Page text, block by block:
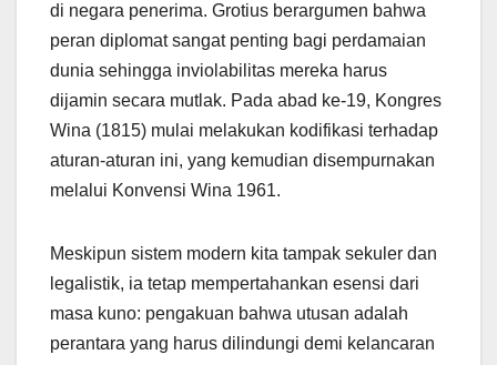
di negara penerima. Grotius berargumen bahwa
peran diplomat sangat penting bagi perdamaian
dunia sehingga inviolabilitas mereka harus
dijamin secara mutlak. Pada abad ke-19, Kongres
Wina (1815) mulai melakukan kodifikasi terhadap
aturan-aturan ini, yang kemudian disempurnakan
melalui Konvensi Wina 1961.
Meskipun sistem modern kita tampak sekuler dan
legalistik, ia tetap mempertahankan esensi dari
masa kuno: pengakuan bahwa utusan adalah
perantara yang harus dilindungi demi kelancaran